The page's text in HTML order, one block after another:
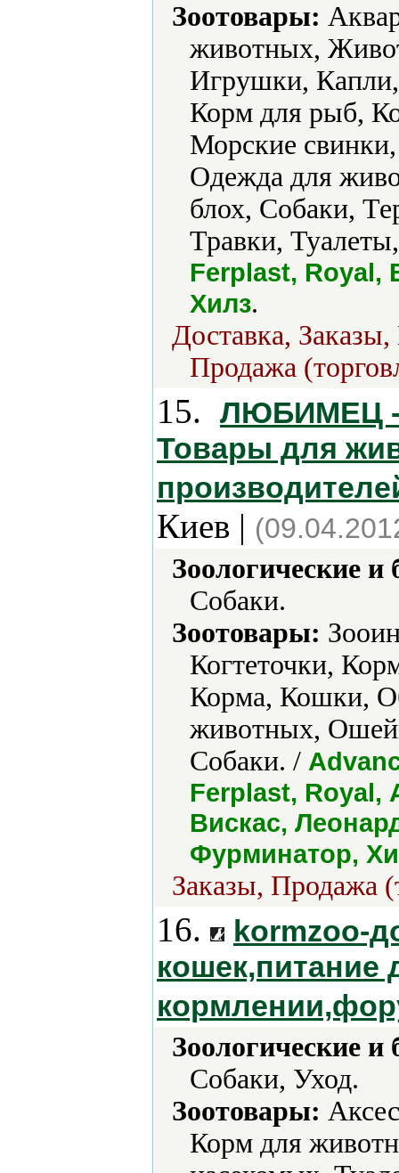
Зоотовары:
животных,
Игрушки,
Корм для рыб,
Морские
Одежда для
блох, Собаки,
Травки,
Ferplast, Royal,
Хилз.
Доставка,
Продажа
15.
ЛЮБИМЕЦ -
Товары для
Киев |
Зоологические и
Собаки.
Зоотовары:
Когтеточки,
Корма, Кошки,
животных,
Собаки. /
Ferplast, Royal,
Вискас,
Фурминатор,
Заказы, Продажа
16.
kormzoo-
кошек,питание
Зоологические и
Собаки, Уход.
Зоотовары:
Корм для